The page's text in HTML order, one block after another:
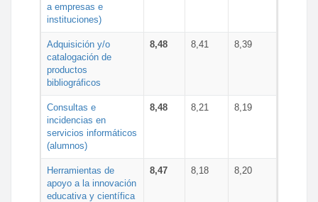
a empresas e
instituciones)
Adquisición y/o
catalogación de
productos
bibliográficos
8,48 8,41 8,39
Consultas e
incidencias en
servicios informáticos
(alumnos)
8,48 8,21 8,19
Herramientas de
apoyo a la innovación
educativa y científica
8,47 8,18 8,20